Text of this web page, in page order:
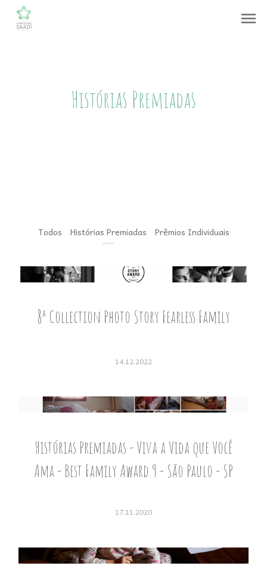
menu
Histórias Premiadas
Todos Histórias Premiadas Prêmios Individuais
8ª Collection Photo Story Fearless Family
14.12.2022
Histórias Premiadas - Viva a Vida que Você
Ama - Best Family Award 9 - São Paulo - SP
17.11.2020